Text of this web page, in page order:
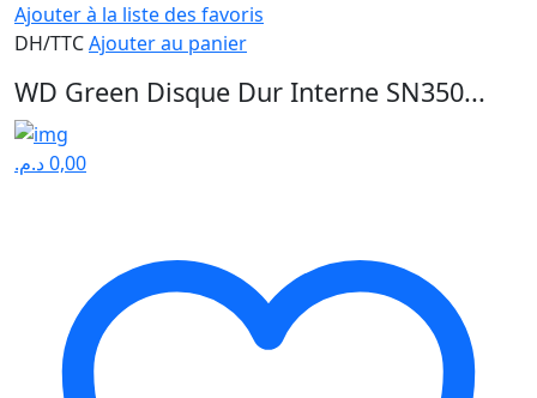
Ajouter à la liste des favoris
DH/TTCAjouter au panier
WD Green Disque Dur Interne SN350...
0,00د.م.